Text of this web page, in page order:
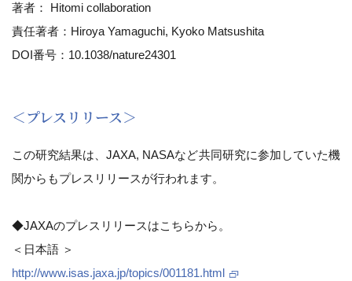
著者： Hitomi collaboration
責任著者：Hiroya Yamaguchi, Kyoko Matsushita
DOI番号：10.1038/nature24301
＜プレスリリース＞
この研究結果は、JAXA, NASAなど共同研究に参加していた機
関からもプレスリリースが行われます。
◆JAXAのプレスリリースはこちらから。
＜日本語 ＞
http://www.isas.jaxa.jp/topics/001181.html